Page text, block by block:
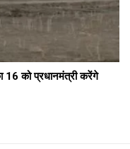
को प्रधानमंत्री करेंगे